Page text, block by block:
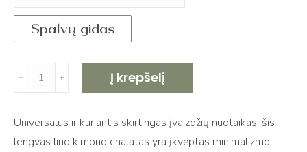
Spalvų gidas
produkto
kiekis:
stiliaus
chalatas
﹣ ﹢ Į krepšelį
Universalus ir kuriantis skirtingas įvaizdžių nuotaikas, šis
lengvas lino kimono chalatas yra įkvėptas minimalizmo,